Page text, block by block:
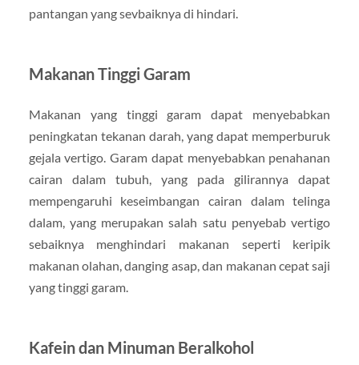
pantangan yang sevbaiknya di hindari.
Makanan Tinggi Garam
Makanan yang tinggi garam dapat menyebabkan
peningkatan tekanan darah, yang dapat memperburuk
gejala vertigo. Garam dapat menyebabkan penahanan
cairan dalam tubuh, yang pada gilirannya dapat
mempengaruhi keseimbangan cairan dalam telinga
dalam, yang merupakan salah satu penyebab vertigo
sebaiknya menghindari makanan seperti keripik
makanan olahan, danging asap, dan makanan cepat saji
yang tinggi garam.
Kafein dan Minuman Beralkohol